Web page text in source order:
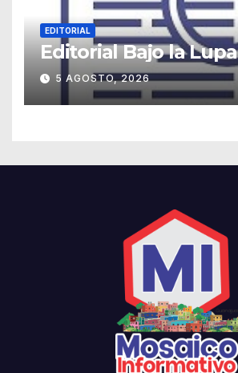
EDITORIAL
Editorial Bajo la Lupa
5 AGOSTO, 2026